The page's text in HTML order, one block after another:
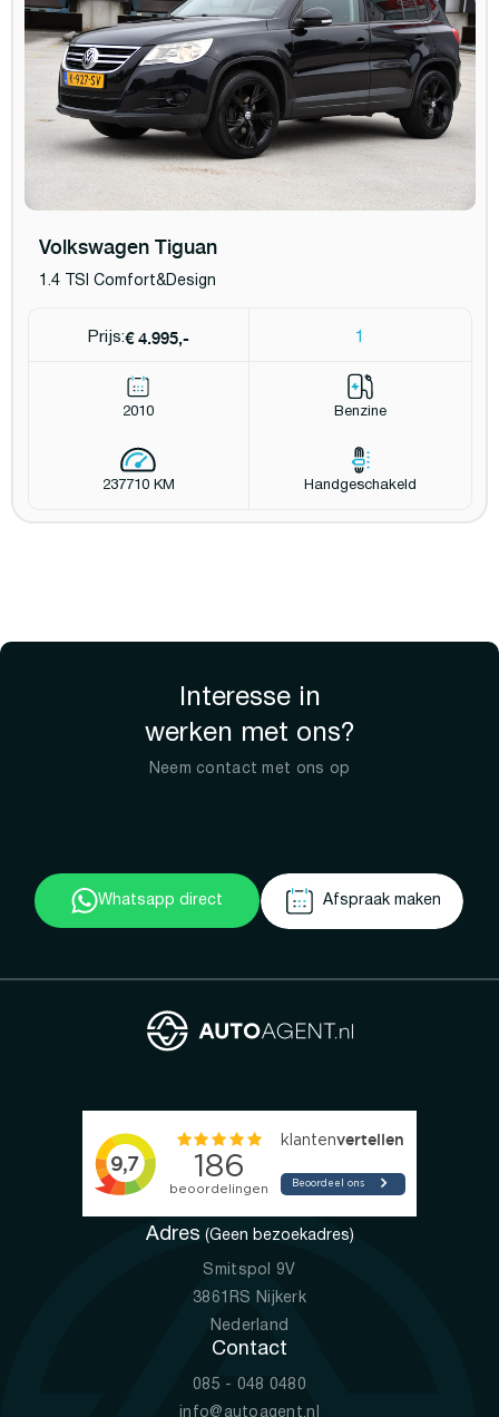
Volkswagen Tiguan
1.4 TSI Comfort&Design
Prijs:€ 4.995,- 1
2010 Benzine
237710 KM Handgeschakeld
Interesse in
werken met ons?
Neem contact met ons op
Whatsapp direct Afspraak maken
Adres (Geen bezoekadres)
Smitspol 9V
3861RS Nijkerk
Nederland
Contact
085 - 048 0480
info@autoagent.nl